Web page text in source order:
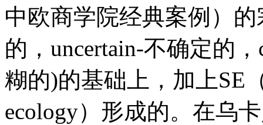
中欧商学院经典案例）
的，uncertain-不确定的
糊的)的基础上，加上SE
ecology）形成的。在乌